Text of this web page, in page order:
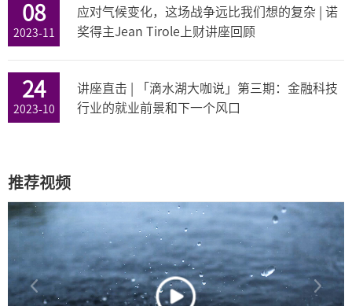
08
2023-11
应对气候变化，这场战争远比我们想的复杂 | 诺
奖得主Jean Tirole上财讲座回顾
24
2023-10
讲座直击 | 「滴水湖大咖说」第三期：金融科技
行业的就业前景和下一个风口
推荐视频